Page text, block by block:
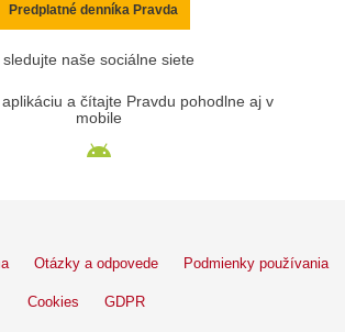
Predplatné denníka Pravda
sledujte naše sociálne siete
a čítajte Pravdu pohodlne aj v
mobile
Otázky a odpovede Podmienky používania
Cookies GDPR